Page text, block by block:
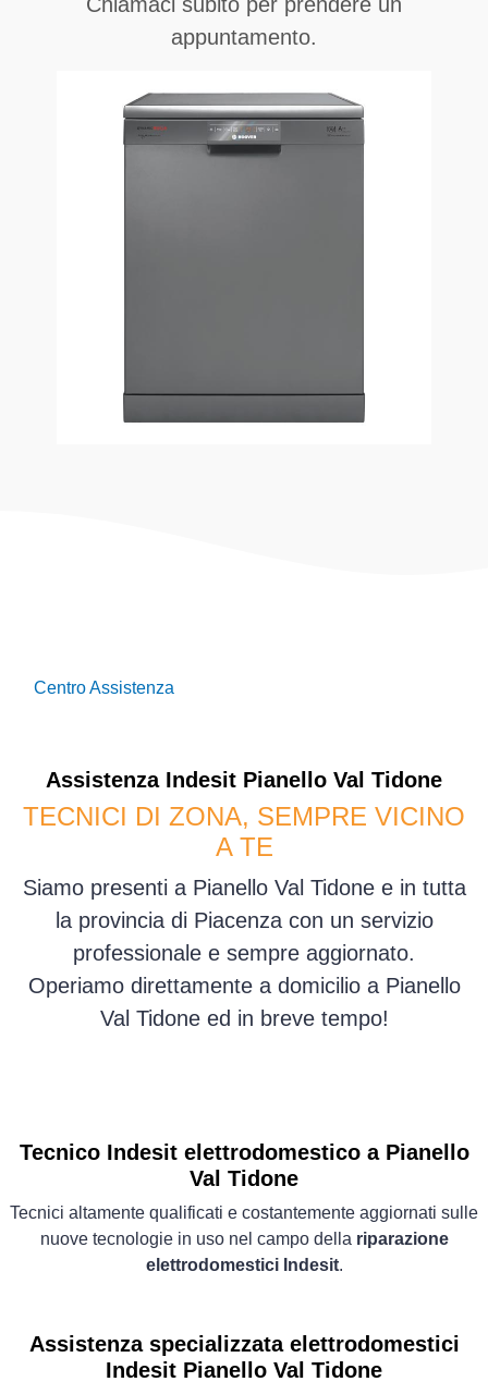
appuntamento.
Centro Assistenza
Assistenza Indesit Pianello Val Tidone
TECNICI DI ZONA, SEMPRE VICINO
A TE
Siamo presenti a Pianello Val Tidone e in tutta
la provincia di Piacenza con un servizio
professionale e sempre aggiornato.
Operiamo direttamente a domicilio a Pianello
Val Tidone ed in breve tempo!
Tecnico Indesit elettrodomestico a Pianello
Val Tidone
Tecnici altamente qualificati e costantemente aggiornati sulle
nuove tecnologie in uso nel campo della riparazione
elettrodomestici Indesit.
Assistenza specializzata elettrodomestici
Indesit Pianello Val Tidone